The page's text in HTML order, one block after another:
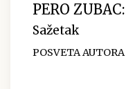
PERO
Sažetak
POSVETA AUTORA